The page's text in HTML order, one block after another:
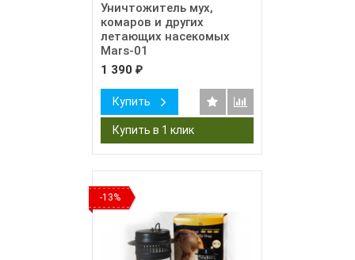
Уничтожитель мух,
комаров и других
летающих насекомых
Mars-01
1 390 ₽
Купить
-13%